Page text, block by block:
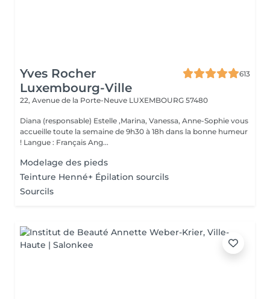
Yves Rocher
Luxembourg-Ville
613
22, Avenue de la Porte-Neuve LUXEMBOURG 57480
Diana (responsable) Estelle ,Marina, Vanessa, Anne-Sophie vous
accueille toute la semaine de 9h30 à 18h dans la bonne humeur
! Langue : Français Ang...
Modelage des pieds
Teinture Henné+ Épilation sourcils
Sourcils